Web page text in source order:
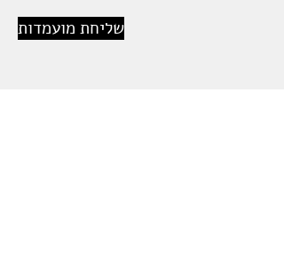
שליחת מועמדות